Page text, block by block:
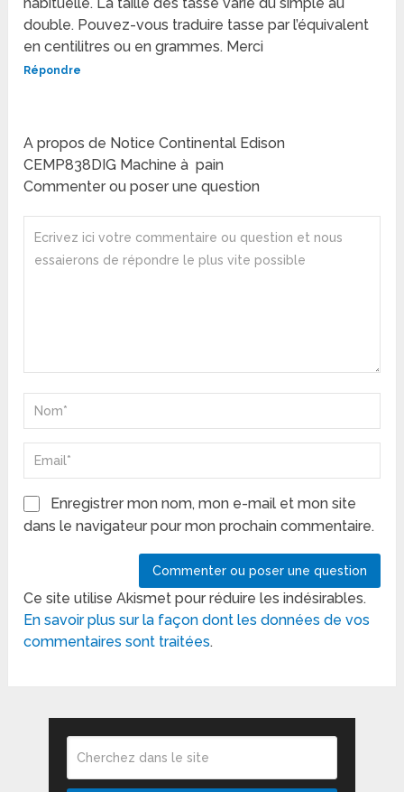
double. Pouvez-vous traduire tasse par l’équivalent
en centilitres ou en grammes. Merci
Répondre
A propos de Notice Continental Edison
CEMP838DIG Machine à pain
Commenter ou poser une question
Enregistrer mon nom, mon e-mail et mon site
dans le navigateur pour mon prochain commentaire.
Ce site utilise Akismet pour réduire les indésirables.
En savoir plus sur la façon dont les données de vos
commentaires sont traitées.